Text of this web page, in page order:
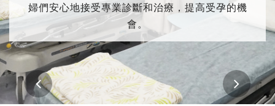
婦們安心地接受專業診斷和治療，提高受孕的機
會。